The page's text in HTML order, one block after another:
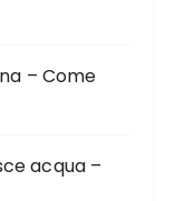
– Come
acqua –